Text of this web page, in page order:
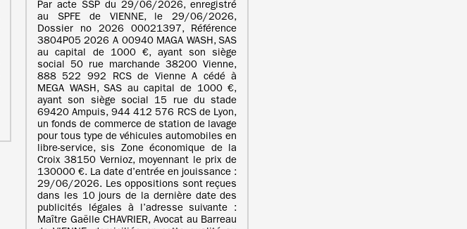
Par acte SSP du 29/06/2026, enregistré
au SPFE de VIENNE, le 29/06/2026,
Dossier no 2026 00021397, Référence
3804P05 2026 A 00940 MAGA WASH, SAS
au capital de 1000 €, ayant son siège
social 50 rue marchande 38200 Vienne,
888 522 992 RCS de Vienne A cédé à
MEGA WASH, SAS au capital de 1000 €,
ayant son siège social 15 rue du stade
69420 Ampuis, 944 412 576 RCS de Lyon,
un fonds de commerce de station de lavage
pour tous type de véhicules automobiles en
libre-service, sis Zone économique de la
Croix 38150 Vernioz, moyennant le prix de
130000 €. La date d’entrée en jouissance :
29/06/2026. Les oppositions sont reçues
dans les 10 jours de la dernière date des
publicités légales à l’adresse suivante :
Maître Gaëlle CHAVRIER, Avocat au Barreau